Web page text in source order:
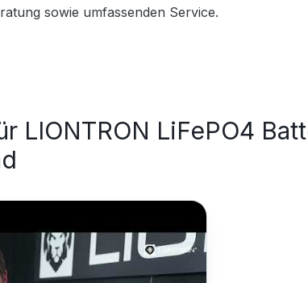
sowie umfassenden Service.
LIONTRON LiFePO4